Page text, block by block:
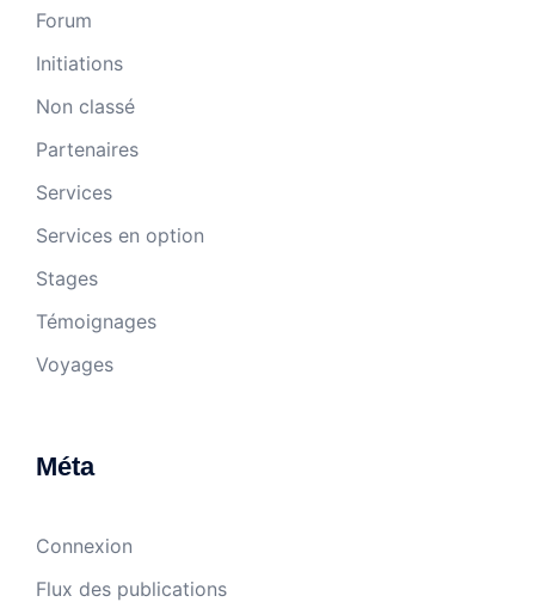
Forum
Initiations
Non classé
Partenaires
Services
Services en option
Stages
Témoignages
Voyages
Méta
Connexion
Flux des publications